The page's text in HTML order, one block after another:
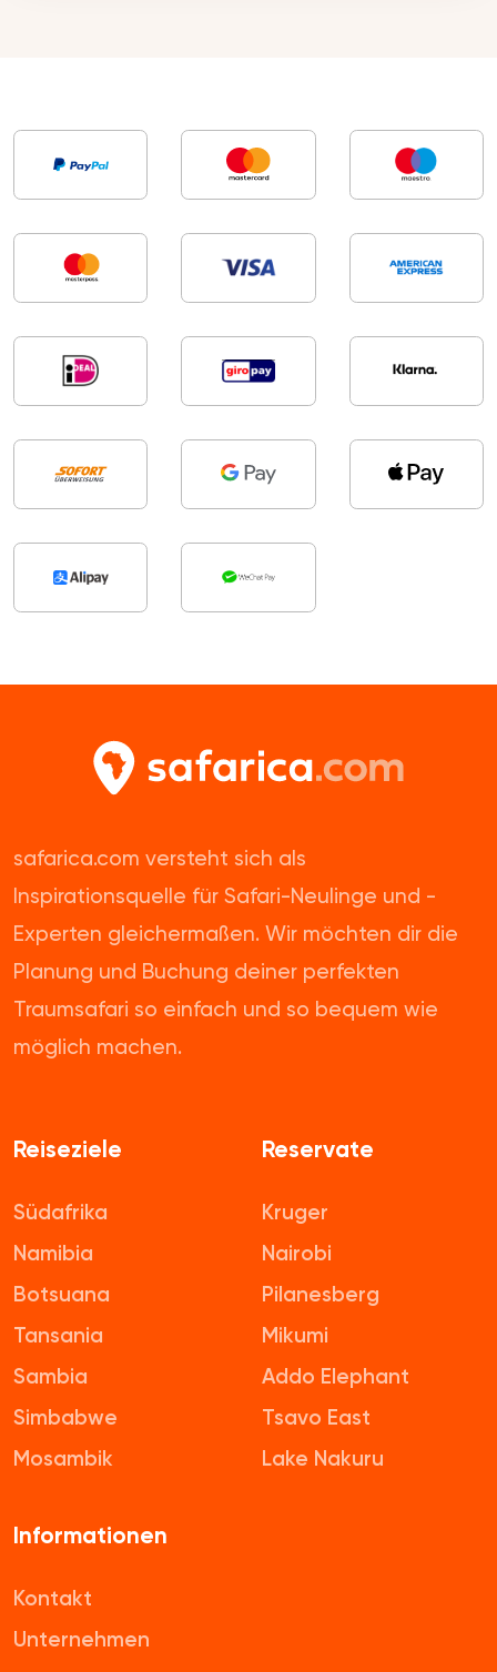
safarica.com versteht sich als
Inspirationsquelle für Safari-Neulinge und -
Experten gleichermaßen. Wir möchten dir die
Planung und Buchung deiner perfekten
Traumsafari so einfach und so bequem wie
möglich machen.
Reiseziele
Südafrika
Namibia
Botsuana
Tansania
Sambia
Simbabwe
Mosambik
Reservate
Kruger
Nairobi
Pilanesberg
Mikumi
Addo Elephant
Tsavo East
Lake Nakuru
Informationen
Kontakt
Unternehmen